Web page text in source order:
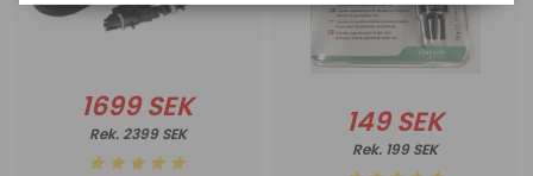
1699 SEK
2399 SEK 149 SEK
199 SEK